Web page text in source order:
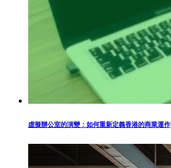
虛擬辦公室的演變：如何重新定義香港的商業運作